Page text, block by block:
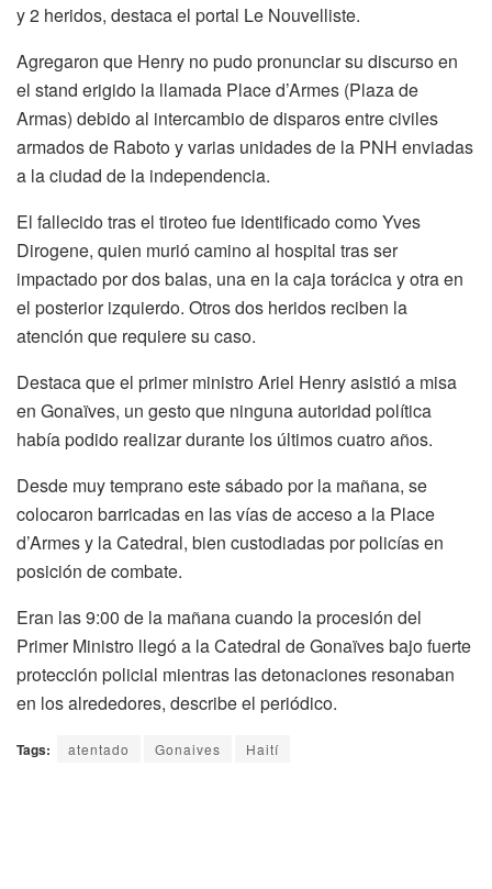
y 2 heridos, destaca el portal Le Nouvelliste.
Agregaron que Henry no pudo pronunciar su discurso en
el stand erigido la llamada Place d’Armes (Plaza de
Armas) debido al intercambio de disparos entre civiles
armados de Raboto y varias unidades de la PNH enviadas
a la ciudad de la independencia.
El fallecido tras el tiroteo fue identificado como Yves
Dirogene, quien murió camino al hospital tras ser
impactado por dos balas, una en la caja torácica y otra en
el posterior izquierdo. Otros dos heridos reciben la
atención que requiere su caso.
Destaca que el primer ministro Ariel Henry asistió a misa
en Gonaïves, un gesto que ninguna autoridad política
había podido realizar durante los últimos cuatro años.
Desde muy temprano este sábado por la mañana, se
colocaron barricadas en las vías de acceso a la Place
d’Armes y la Catedral, bien custodiadas por policías en
posición de combate.
Eran las 9:00 de la mañana cuando la procesión del
Primer Ministro llegó a la Catedral de Gonaïves bajo fuerte
protección policial mientras las detonaciones resonaban
en los alrededores, describe el periódico.
Tags: atentado Gonaives Haití